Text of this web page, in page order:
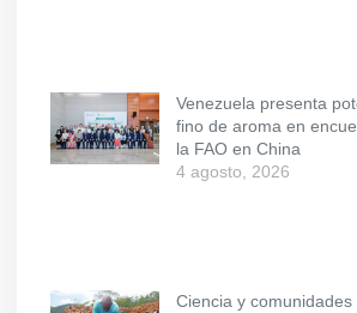
Venezuela presenta
fino de aroma en
la FAO en China
4 agosto, 2026
Ciencia y